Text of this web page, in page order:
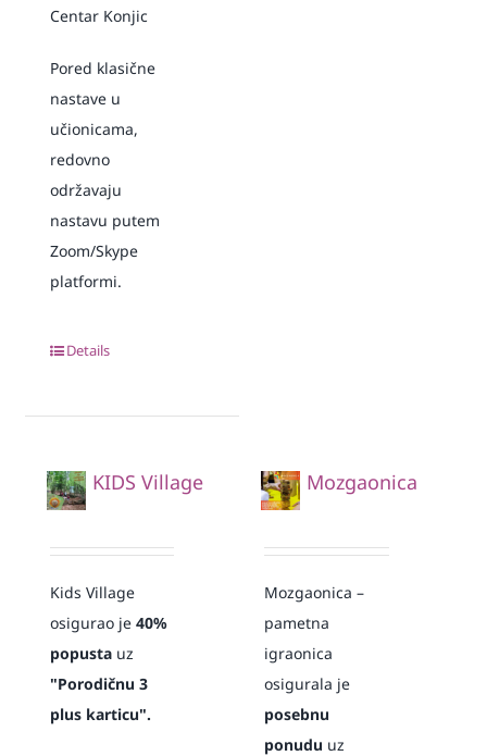
Centar Konjic
Pored klasične
nastave u
učionicama,
redovno
održavaju
nastavu putem
Zoom/Skype
platformi.
Details
KIDS Village
Kids Village
osigurao je40%
popustauz
"Porodičnu 3
plus karticu".
Mozgaonica
Mozgaonica –
pametna
igraonica
osigurala je
posebnu
ponudu uz